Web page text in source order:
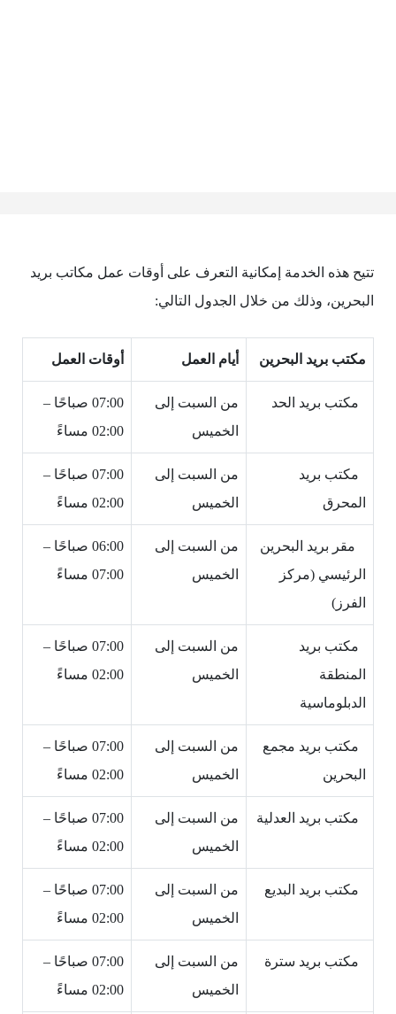
تتيح هذه الخدمة إمكانية التعرف على أوقات عمل مكاتب بريد
البحرين، وذلك من خلال الجدول التالي:
مكتب بريد البحرين أيام العمل أوقات العمل
مكتب بريد الحد
من السبت إلى
الخميس
07:00 صباحًا –
02:00 مساءً
مكتب بريد
المحرق
من السبت إلى
الخميس
07:00 صباحًا –
02:00 مساءً
مقر بريد البحرين
الرئيسي (مركز
الفرز)
من السبت إلى
الخميس
06:00 صباحًا –
07:00 مساءً
مكتب بريد
المنطقة
الدبلوماسية
من السبت إلى
الخميس
07:00 صباحًا –
02:00 مساءً
مكتب بريد مجمع
البحرين
من السبت إلى
الخميس
07:00 صباحًا –
02:00 مساءً
مكتب بريد العدلية
من السبت إلى
الخميس
07:00 صباحًا –
02:00 مساءً
مكتب بريد البديع
من السبت إلى
الخميس
07:00 صباحًا –
02:00 مساءً
مكتب بريد سترة
من السبت إلى
الخميس
07:00 صباحًا –
02:00 مساءً